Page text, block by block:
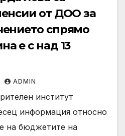
от ДОО за
спрямо
е с над 13
ADMIN
институт
информация относно
на бюджетите на